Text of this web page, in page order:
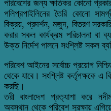
পরিবেশের জন্য ক্ষতিকর কোনো
পলিপ্রপাইলিনের তৈরি কোনো
বিক্রয়, প্রদর্শন, মজুদ, বিতরণ
করার সকল কার্যক্রম পরিচালনা বা
উক্ত নির্দেশ পালনে সংশ্লিষ্ট সকল
পরিবেশ আইনের সর্বোচ্চ প্রয়োগ
থেকে যাবে। সংশ্লিষ্ট কর্তৃপক্ষকে
করছি।
তরী বাংলাদেশ প্রত্যাশা করে
অবস্থান থেকে পরিবেশ সুরক্ষায়